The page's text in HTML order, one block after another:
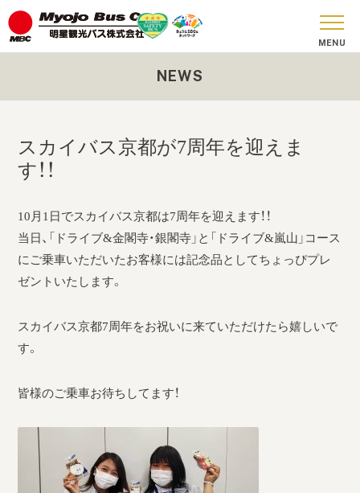
安全への取り組み
お問い合わせ
SDGs
NEWS
スカイバス京都が7周年を迎えま
す！！
10月1日でスカイバス京都は7周年を迎えます！！
当日、「ドライブ&金閣寺・銀閣寺」と「ドライブ&嵐山」コース
にご乗車いただいたお客様には記念品としてちょっぴプレ
ゼントいたします。
スカイバス京都7周年をお祝いに来ていただけたら嬉しいで
す。
皆様のご乗車お待ちしてます！